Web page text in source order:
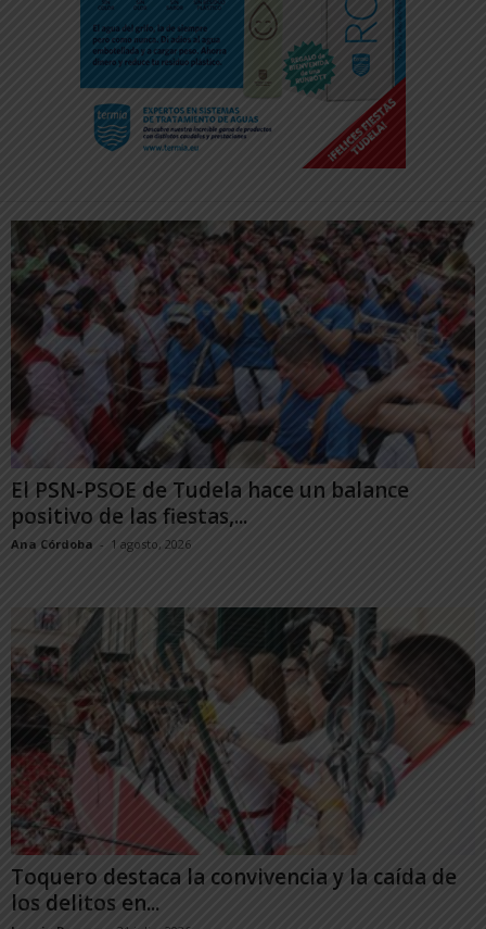
El PSN-PSOE de Tudela hace un balance
positivo de las fiestas,...
Ana Córdoba - 1 agosto, 2026
Toquero destaca la convivencia y la caída de
los delitos en...